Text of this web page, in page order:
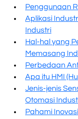
Penggunaan
Aplikasi
Industri
Hal-hal yang
Memasang
Perbedaan
Apa itu HMI
Jenis-jenis
Otomasi
Pahami